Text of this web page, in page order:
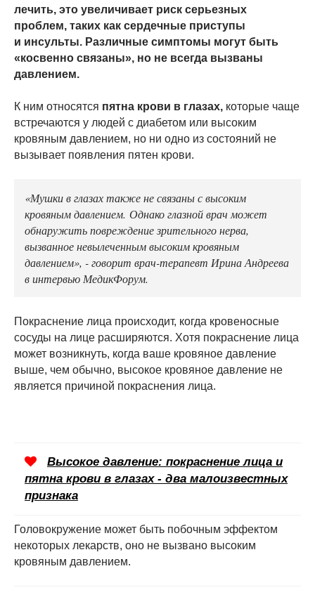
лечить, это увеличивает риск серьезных
проблем, таких как сердечные приступы
и инсульты. Различные симптомы могут быть
«косвенно связаны», но не всегда вызваны
давлением.
К ним относятся пятна крови в глазах, которые чаще
встречаются у людей с диабетом или высоким
кровяным давлением, но ни одно из состояний не
вызывает появления пятен крови.
«Мушки в глазах также не связаны с высоким
кровяным давлением. Однако глазной врач может
обнаружить повреждение зрительного нерва,
вызванное невылеченным высоким кровяным
давлением», - говорит врач-терапевт Ирина Андреева
в интервью МедикФорум.
Покраснение лица происходит, когда кровеносные
сосуды на лице расширяются. Хотя покраснение лица
может возникнуть, когда ваше кровяное давление
выше, чем обычно, высокое кровяное давление не
является причиной покраснения лица.
Высокое давление: покраснение лица и
пятна крови в глазах - два малоизвестных
признака
Головокружение может быть побочным эффектом
некоторых лекарств, оно не вызвано высоким
кровяным давлением.